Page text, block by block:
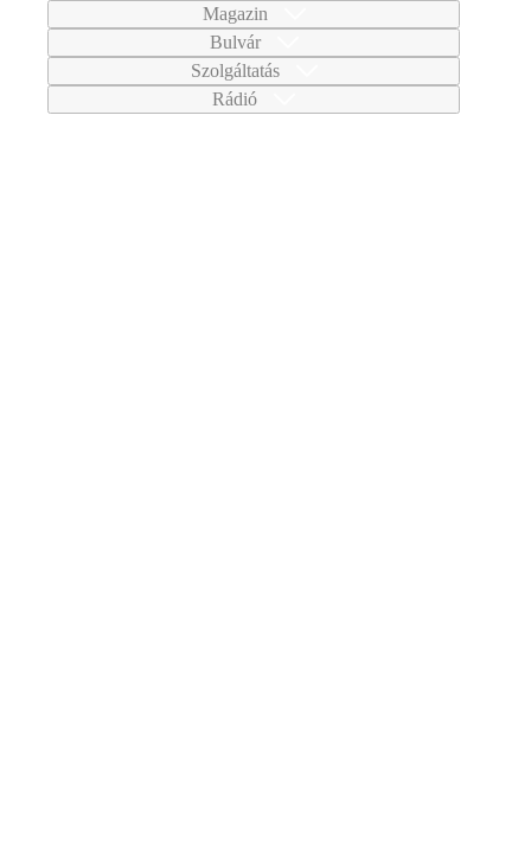
Magazin
Bulvár
Szolgáltatás
Rádió